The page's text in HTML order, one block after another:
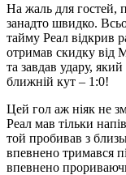
На жаль для гостей,
занадто швидко.
тайму Реал відкрив
отримав скидку від
та завдав удару,
ближній кут – 1:0!
Цей гол аж ніяк не
Реал мав тільки
той пробивав з
впевнено тримався
впевнено